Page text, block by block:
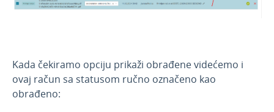
Decembar 2024
Ažuriranje cena u cenovniku
Ažuriranje artikala uvozom iz excel-a
Evidencija Godišnjih odmora
Kada čekiramo opciju prikaži obrađene videćemo i
ovaj račun sa statusom ručno označeno kao
obrađeno: